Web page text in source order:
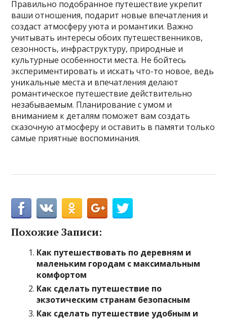
Правильно подобранное путешествие укрепит
ваши отношения, подарит новые впечатления и
создаст атмосферу уюта и романтики. Важно
учитывать интересы обоих путешественников,
сезонность, инфраструктуру, природные и
культурные особенности места. Не бойтесь
экспериментировать и искать что-то новое, ведь
уникальные места и впечатления делают
романтическое путешествие действительно
незабываемым. Планирование с умом и
вниманием к деталям поможет вам создать
сказочную атмосферу и оставить в памяти только
самые приятные воспоминания.
Похожие Записи:
Как путешествовать по деревням и
маленьким городам с максимальным
комфортом
Как сделать путешествие по
экзотическим странам безопасным
Как сделать путешествие удобным и